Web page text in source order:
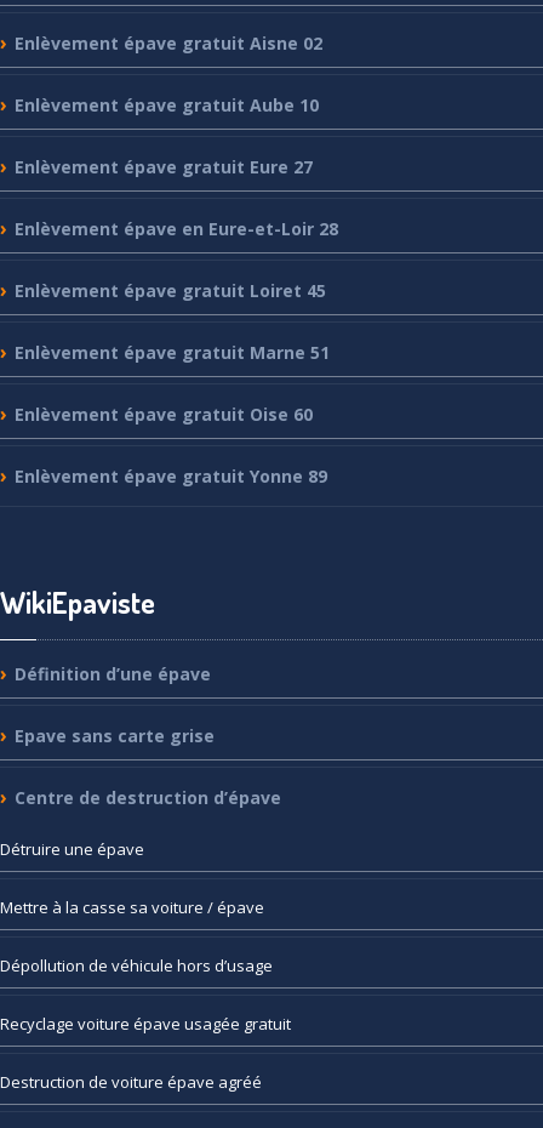
Enlèvement épave gratuit Aisne 02
Enlèvement épave gratuit Aube 10
Enlèvement épave gratuit Eure 27
Enlèvement épave en Eure-et-Loir 28
Enlèvement épave gratuit Loiret 45
Enlèvement épave gratuit Marne 51
Enlèvement épave gratuit Oise 60
Enlèvement épave gratuit Yonne 89
WikiEpaviste
Définition d’une épave
Epave sans carte grise
Centre de destruction d’épave
Détruire une épave
Mettre à la casse sa voiture / épave
Dépollution de véhicule hors d’usage
Recyclage voiture épave usagée gratuit
Destruction de voiture épave agréé